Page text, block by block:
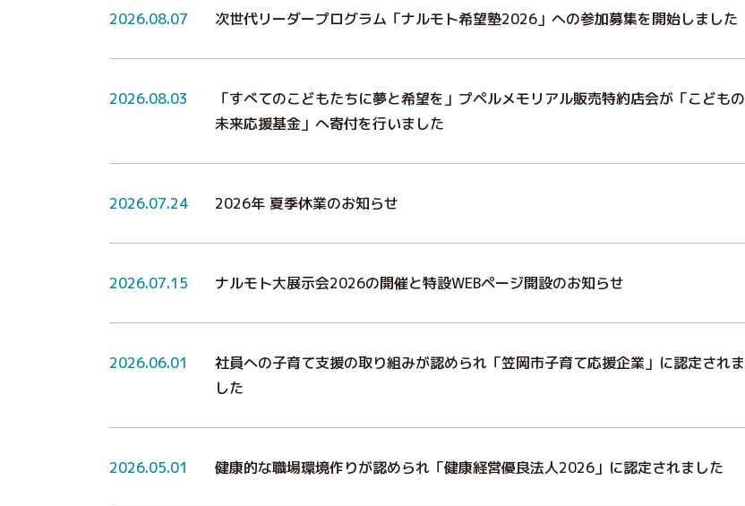
2026.08.07 次世代リーダープログラム「ナルモト希望塾2026」への参加募集を開始しました
2026.08.03
「すべてのこどもたちに夢と希望を」プペルメモリアル販売特約店会が「こどもの
未来応援基金」へ寄付を行いました
2026.07.24 2026年 夏季休業のお知らせ
2026.07.15 ナルモト大展示会2026の開催と特設WEBページ開設のお知らせ
2026.06.01
社員への子育て支援の取り組みが認められ「笠岡市子育て応援企業」に認定されま
した
2026.05.01 健康的な職場環境作りが認められ「健康経営優良法人2026」に認定されました